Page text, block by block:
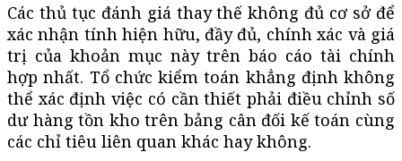
Các thủ tục đánh giá thay thế không đủ cơ sở để
xác nhận tính hiện hữu, đầy đủ, chính xác và giá
trị của khoản mục này trên báo cáo tài chính
hợp nhất. Tổ chức kiểm toán khẳng định không
thể xác định việc có cần thiết phải điều chỉnh số
dư hàng tồn kho trên bảng cân đối kế toán cùng
các chỉ tiêu liên quan khác hay không.